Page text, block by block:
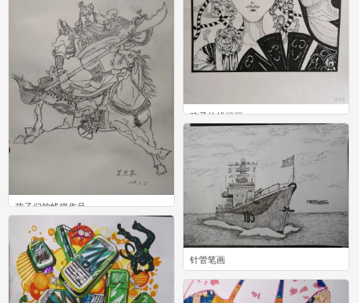
孩子们的线描作品
0
针管笔画
孩子的线描画
0